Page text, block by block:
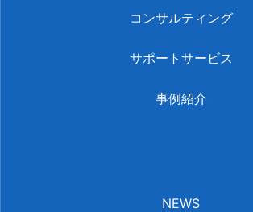
コンサルティング
サポートサービス
事例紹介
NEWS